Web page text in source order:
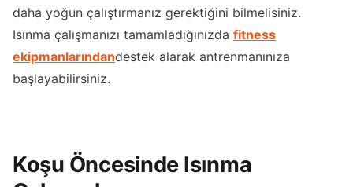
daha yoğun çalıştırmanız gerektiğini bilmelisiniz.
Isınma çalışmanızı tamamladığınızda fitness
ekipmanlarındandestek alarak antrenmanınıza
başlayabilirsiniz.
Koşu Öncesinde Isınma